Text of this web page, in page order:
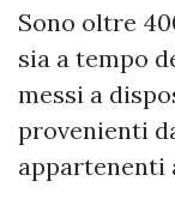
Sono oltre
sia a tempo
messi a
provenienti
appartenenti